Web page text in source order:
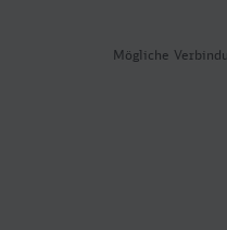
Mögliche